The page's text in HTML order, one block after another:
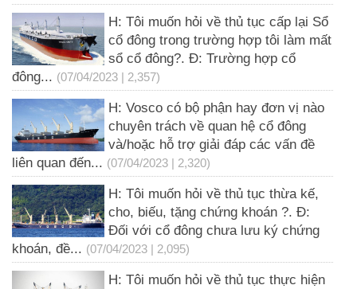
H: Tôi muốn hỏi về thủ tục cấp lại Sổ
cổ đông trong trường hợp tôi làm mất
sổ cổ đông?. Đ: Trường hợp cổ
đông... (07/04/2023 | 2,357)
H: Vosco có bộ phận hay đơn vị nào
chuyên trách về quan hệ cổ đông
và/hoặc hỗ trợ giải đáp các vấn đề
liên quan đến... (07/04/2023 | 2,320)
H: Tôi muốn hỏi về thủ tục thừa kế,
cho, biếu, tặng chứng khoán ?. Đ:
Đối với cổ đông chưa lưu ký chứng
khoán, đề... (07/04/2023 | 2,095)
H: Tôi muốn hỏi về thủ tục thực hiện